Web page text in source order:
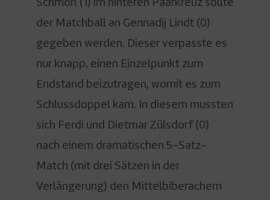
Schmorl (1) im hinteren Paarkreuz sollte
der Matchball an Gennadij Lindt (0)
gegeben werden. Dieser verpasste es
nur knapp, einen Einzelpunkt zum
Endstand beizutragen, womit es zum
Schlussdoppel kam. In diesem mussten
sich Ferdi und Dietmar Zülsdorf (0)
nach einem dramatischen 5-Satz-
Match (mit drei Sätzen in der
Verlängerung) den Mittelbiberachern